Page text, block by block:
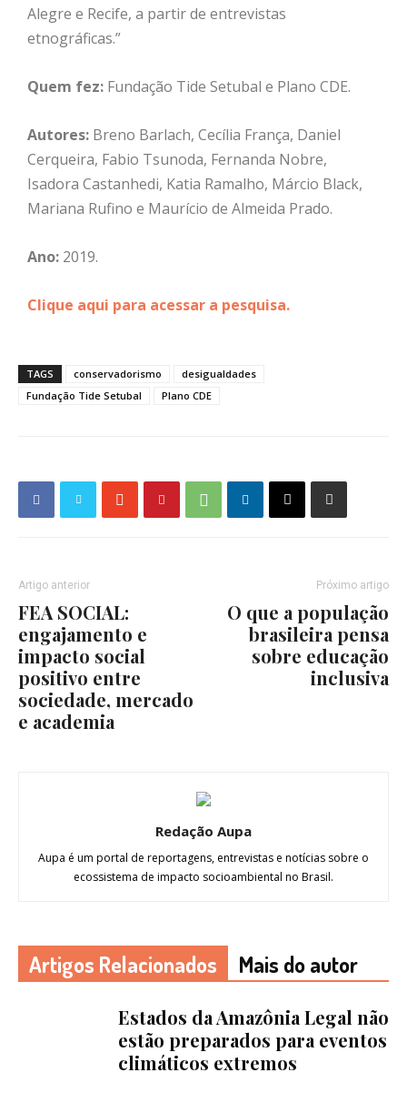
Alegre e Recife, a partir de entrevistas
etnográficas.”
Quem fez: Fundação Tide Setubal e Plano CDE.
Autores: Breno Barlach, Cecília França, Daniel
Cerqueira, Fabio Tsunoda, Fernanda Nobre,
Isadora Castanhedi, Katia Ramalho, Márcio Black,
Mariana Rufino e Maurício de Almeida Prado.
Ano: 2019.
Clique aqui para acessar a pesquisa.
TAGS conservadorismo
desigualdades
Fundação Tide Setubal
Plano CDE
Artigo anterior
FEA SOCIAL:
engajamento e
impacto social
positivo entre
sociedade, mercado
e academia
Próximo artigo
O que a população
brasileira pensa
sobre educação
inclusiva
Redação Aupa
Aupa é um portal de reportagens, entrevistas e notícias sobre o
ecossistema de impacto socioambiental no Brasil.
Artigos Relacionados Mais do autor
Estados da Amazônia Legal não
estão preparados para eventos
climáticos extremos